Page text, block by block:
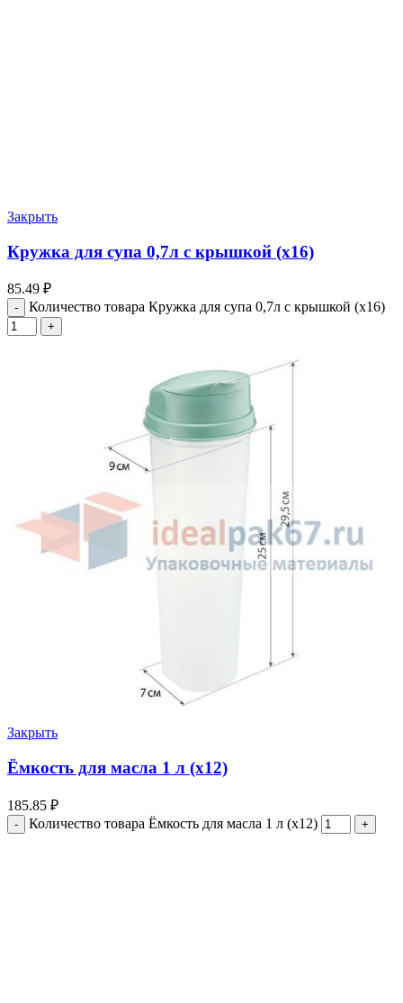
Закрыть
Кружка для супа 0,7л с крышкой (х16)
85.49 ₽
Количество товара Кружка для супа 0,7л с крышкой (х16)
Закрыть
Ёмкость для масла 1 л (х12)
185.85 ₽
Количество товара Ёмкость для масла 1 л (х12)